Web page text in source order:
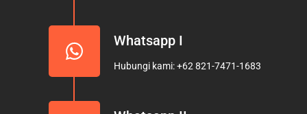
Whatsapp I
Hubungi kami: +62 821-7471-1683